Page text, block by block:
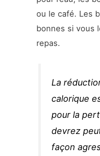
ou le café. Les
bonnes si vous
repas.
La
calorique
pour la
devrez
façon